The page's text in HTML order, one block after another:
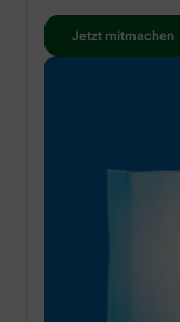
Jetzt mitmachen